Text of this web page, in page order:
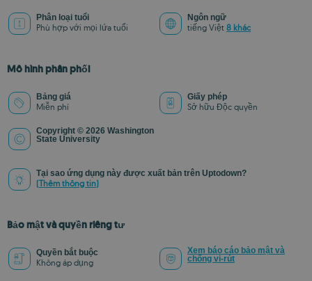
Phân loại tuổi
Phù hợp với mọi lứa tuổi
Ngôn ngữ
tiếng Việt 8 khác
Mô hình phân phối
Bảng giá
Miễn phí
Giấy phép
Sở hữu Độc quyền
Copyright © 2026 Washington
State University
Tại sao ứng dụng này được xuất bản trên Uptodown?
(Thêm thông tin)
Bảo mật và quyền riêng tư
Quyền bắt buộc
Không áp dụng
Xem báo cáo bảo mật và
chống vi-rút